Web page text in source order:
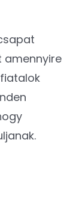
amennyire